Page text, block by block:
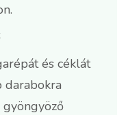
és céklát
gyöngyöző